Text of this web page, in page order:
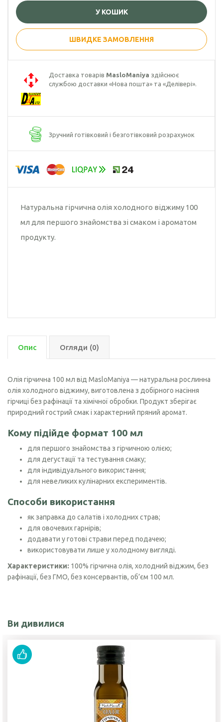
Гарбузова олія
Чорного кмину
олія
кондитерського
соняшника
Кокосова олія
У КОШИК
ШВИДКЕ ЗАМОВЛЕННЯ
Доставка товарів MasloManiya здійснює
службою доставки «Нова пошта» та «Делівері».
Зручний готівковий і безготівковий розрахунок
Натуральна гірчична олія холодного віджиму 100
мл для першого знайомства зі смаком і ароматом
продукту.
Опис Огляди (0)
Олія гірчична 100 мл від MasloManiya — натуральна рослинна
олія холодного віджиму, виготовлена з добірного насіння
гірчиці без рафінації та хімічної обробки. Продукт зберігає
природний гострий смак і характерний пряний аромат.
Кому підійде формат 100 мл
для першого знайомства з гірчичною олією;
для дегустації та тестування смаку;
для індивідуального використання;
для невеликих кулінарних експериментів.
Способи використання
як заправка до салатів і холодних страв;
для овочевих гарнірів;
додавати у готові страви перед подачею;
використовувати лише у холодному вигляді.
Характеристики: 100% гірчична олія, холодний віджим, без
рафінації, без ГМО, без консервантів, об’єм 100 мл.
Ви дивилися